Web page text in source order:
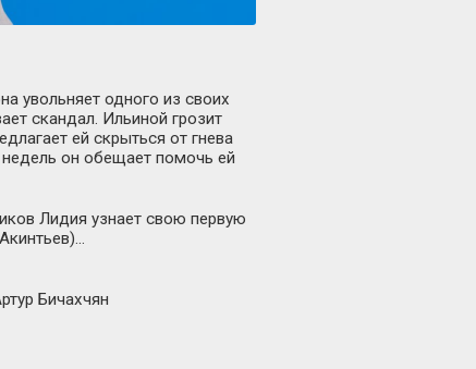
увольняет одного из своих
скандал. Ильиной грозит
ей скрыться от гнева
он обещает помочь ей
Лидия узнает свою первую
Бичахчян